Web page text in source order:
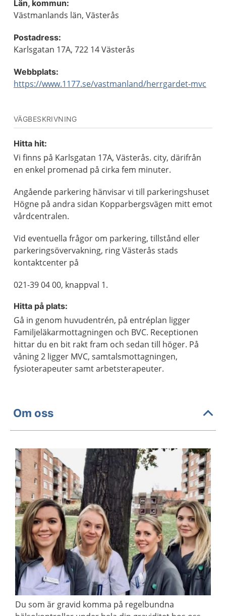
Län, kommun:
Västmanlands län, Västerås
Postadress:
Karlsgatan 17A, 722 14 Västerås
Webbplats:
https://www.1177.se/vastmanland/herrgardet-mvc
VÄGBESKRIVNING
Hitta hit:
Vi finns på Karlsgatan 17A, Västerås. city, därifrån
en enkel promenad på cirka fem minuter.
Angående parkering hänvisar vi till parkeringshuset
Högne på andra sidan Kopparbergsvägen mitt emot
vårdcentralen.
Vid eventuella frågor om parkering, tillstånd eller
parkeringsövervakning, ring Västerås stads
kontaktcenter på
021-39 04 00, knappval 1.
Hitta på plats:
Gå in genom huvudentrén, på entréplan ligger
Familjeläkarmottagningen och BVC. Receptionen
hittar du en bit rakt fram och sedan till höger. På
våning 2 ligger MVC, samtalsmottagningen,
fysioterapeuter samt arbetsterapeuter.
Om oss
Du som är gravid komma på regelbundna